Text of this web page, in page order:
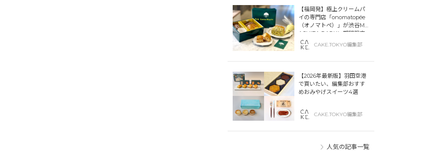
【福岡発】極上クリームパ
イの専門店「onomatopée
（オノマトペ）」が渋谷MIY
ASHITA PARKに期間限定
オープン！CAKE.TOKYO編集部
【2026年最新版】羽田空港
で買いたい、編集部おすす
めおみやげスイーツ4選
CAKE.TOKYO編集部
人気の記事一覧